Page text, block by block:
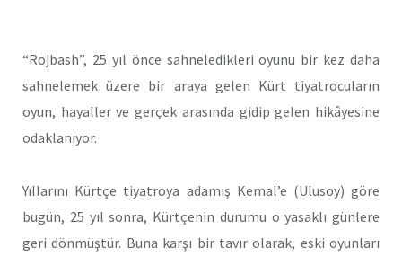
“Rojbash”, 25 yıl önce sahneledikleri oyunu bir kez daha
sahnelemek üzere bir araya gelen Kürt tiyatrocuların
oyun, hayaller ve gerçek arasında gidip gelen hikâyesine
odaklanıyor.
Yıllarını Kürtçe tiyatroya adamış Kemal’e (Ulusoy) göre
bugün, 25 yıl sonra, Kürtçenin durumu o yasaklı günlere
geri dönmüştür. Buna karşı bir tavır olarak, eski oyunları